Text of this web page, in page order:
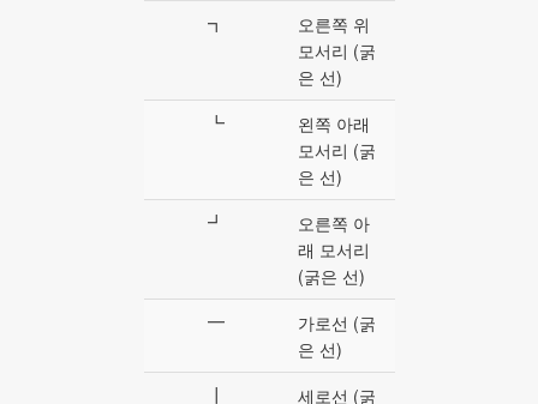
┓
오른쪽 위
모서리 (굵
은 선)
┗
왼쪽 아래
모서리 (굵
은 선)
┛
오른쪽 아
래 모서리
(굵은 선)
━
가로선 (굵
은 선)
┃
세로선 (굵